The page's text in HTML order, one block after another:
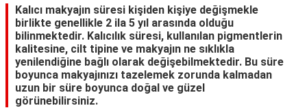
ERKEK
BAKIMI
CİLT
BAKIMI
DİPLİNER
Kalıcı makyajın süresi kişiden kişiye değişmekle
birlikte genellikle 2 ila 5 yıl arasında olduğu
bilinmektedir. Kalıcılık süresi, kullanılan pigmentlerin
kalitesine, cilt tipine ve makyajın ne sıklıkla
yenilendiğine bağlı olarak değişebilmektedir. Bu süre
boyunca makyajınızı tazelemek zorunda kalmadan
uzun bir süre boyunca doğal ve güzel
görünebilirsiniz.